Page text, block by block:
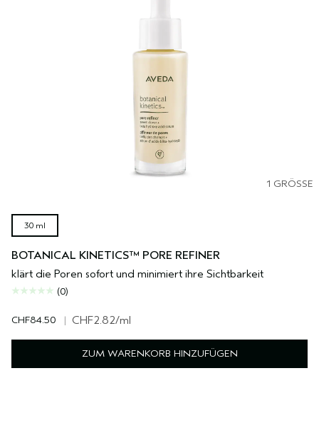
1 GRÖSSE
30 ml
BOTANICAL KINETICS™ PORE REFINER
klärt die Poren sofort und minimiert ihre Sichtbarkeit
(0)
CHF84.50 | CHF2.82/ml
ZUM WARENKORB HINZUFÜGEN